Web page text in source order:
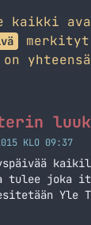
yhteensä
KLO 09:37
tulee joka
Yle